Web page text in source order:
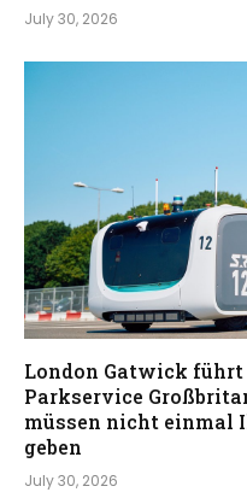
July 30, 2026
London Gatwick führt
Parkservice
müssen nicht einmal
geben
July 30, 2026